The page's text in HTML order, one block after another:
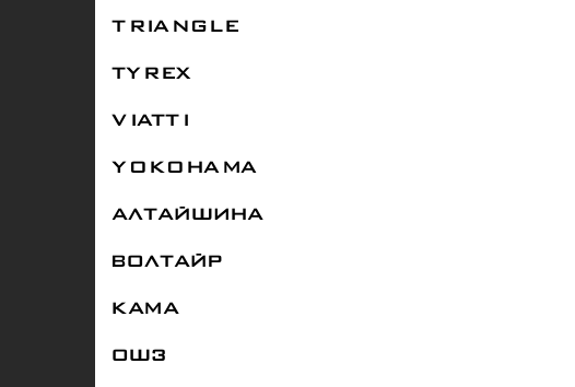
TRIANGLE
TYREX
VIATTI
YOKOHAMA
АЛТАЙШИНА
ВОЛТАЙР
КАМА
ОШЗ